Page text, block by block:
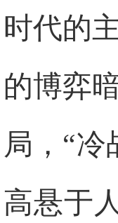
时代的
的博弈
局，“
高悬于